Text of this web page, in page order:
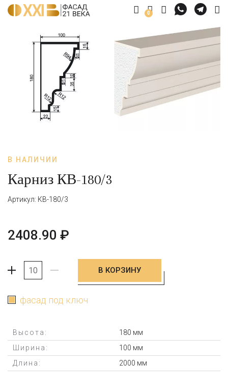
0
В НАЛИЧИИ
Карниз КВ-180/3
Артикул: КВ-180/3
2408.90 ₽
-
+ В КОРЗИНУ
фасад под ключ
Высота:
180 мм
Ширина:
100 мм
Длина:
2000 мм